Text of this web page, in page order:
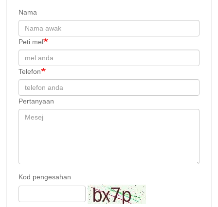
Nama
Peti mel
Telefon
Pertanyaan
Kod pengesahan